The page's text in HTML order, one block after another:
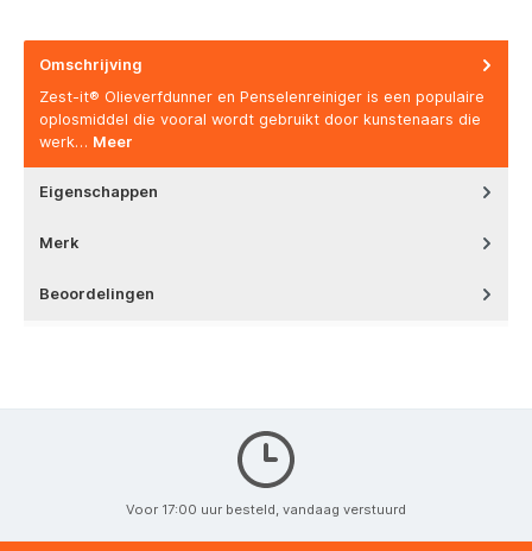
Omschrijving
Zest-it® Olieverfdunner en Penselenreiniger is een populaire
oplosmiddel die vooral wordt gebruikt door kunstenaars die
werk… Meer
Eigenschappen
Merk
Beoordelingen
Voor 17:00 uur besteld, vandaag verstuurd